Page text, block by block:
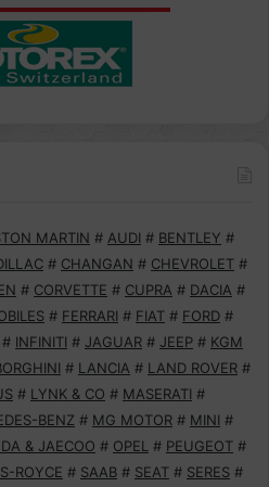
MARTIN # AUDI # BENTLEY #
# CHANGAN # CHEVROLET #
# CORVETTE # CUPRA # DACIA #
# FERRARI # FIAT # FORD #
# INFINITI # JAGUAR # JEEP # KGM
# LANCIA # LAND ROVER #
# LYNK & CO # MASERATI #
BENZ # MG MOTOR # MINI #
& JAECOO # OPEL # PEUGEOT #
ROYCE # SAAB # SEAT # SERES #